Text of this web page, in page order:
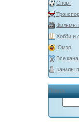
Спорт
Фильмы
Хобби и
Юмор
Все
Каналы
Поиск